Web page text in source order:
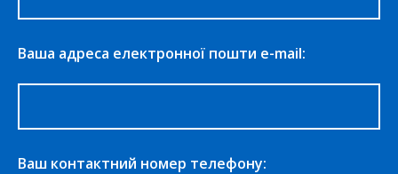
Ваша адреса електронної пошти e-mail:
Ваш контактний номер телефону: